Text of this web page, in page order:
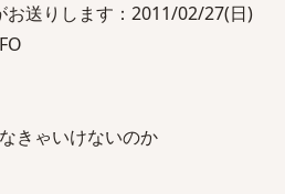
お送りします：2011/02/27(日)
きゃいけないのか